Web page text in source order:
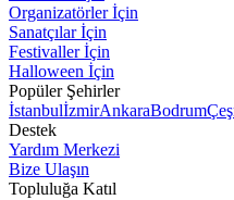
Organizatörler İçin
Sanatçılar İçin
Festivaller İçin
Halloween İçin
Popüler Şehirler
İstanbulİzmirAnkaraBodrum
Destek
Yardım Merkezi
Bize Ulaşın
Topluluğa Katıl